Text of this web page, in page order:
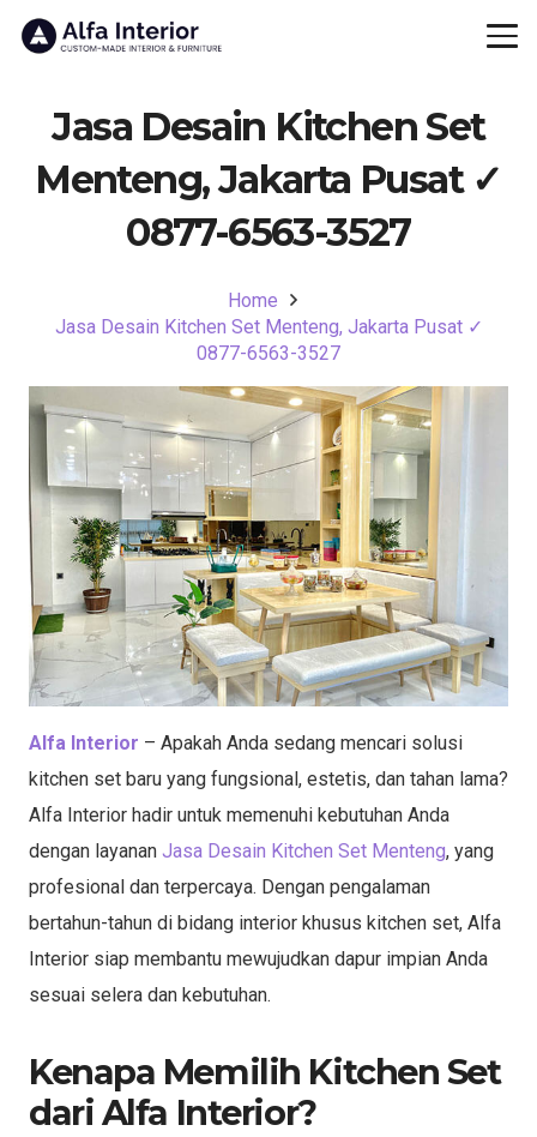
Jasa Desain Kitchen Set
Menteng, Jakarta Pusat ✓
0877-6563-3527
Home
Jasa Desain Kitchen Set Menteng, Jakarta Pusat ✓
0877-6563-3527
Alfa Interior – Apakah Anda sedang mencari solusi
kitchen set baru yang fungsional, estetis, dan tahan lama?
Alfa Interior hadir untuk memenuhi kebutuhan Anda
dengan layanan Jasa Desain Kitchen Set Menteng, yang
profesional dan terpercaya. Dengan pengalaman
bertahun-tahun di bidang interior khusus kitchen set, Alfa
Interior siap membantu mewujudkan dapur impian Anda
sesuai selera dan kebutuhan.
Kenapa Memilih Kitchen Set
dari Alfa Interior?